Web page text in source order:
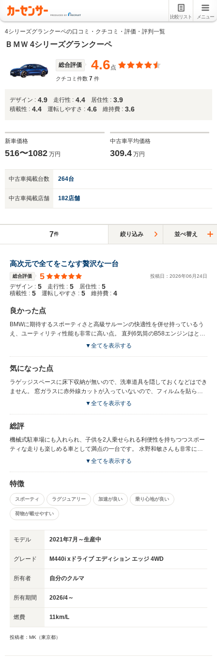
比較リスト メニュー
4シリーズグランクーペの口コミ・クチコミ・評価・評判一覧
ＢＭＷ 4シリーズグランクーペ
総合評価 4.6点
クチコミ件数 7 件
デザイン : 4.9 走行性 : 4.4 居住性 : 3.9
積載性 : 4.4 運転しやすさ : 4.6 維持費 : 3.6
新車価格
516〜1082 万円
中古車平均価格
309.4万円
中古車掲載台数 264台
中古車掲載店舗 182店舗
7件 絞り込み 並べ替え
高次元で全てをこなす贅沢な一台
総合評価 5 投稿日： 2026年06 月24日
デザイン : 5 走行性 : 5 居住性 : 5
積載性 : 5 運転しやすさ : 5 維持費 : 4
良かった点
BMWに期待するスポーティさと高級サルーンの快適性を併せ持っているう
え、ユーティリティ性能も非常に高い点。 直列6気筒のB58エンジンはとて
もスムーズに回り、絶大なパワーと官能性を兼ね備えています。コンフォー
クラスにも負けない高速安定性を誇ります。しかし一旦スポーツモードに切
り替えるとギュッと足回りが固くなり、エンジンとエキゾーストの音も相ま
って乗り手を走る気にさせてくれます。 グランクーペらしくラゲッジスペ
▼全てを表示する
気になった点
ラゲッジスペースに床下収納が無いので、洗車道具を隠しておくなどはでき
ません。 窓ガラスに赤外線カットが入っていないので、フィルムを貼らな
▼全てを表示する
総評
機械式駐車場にも入れられ、子供を2人乗せられる利便性を持ちつつスポー
ティな走りも楽しめる車として満点の一台です。 水野和敏さんも非常に高
い評価をつけており、購入の背中を押してくれました。 3シリーズの軽量ス
いうよりは、首都高や芦ノ湖スカイラインをハイスピードで流すのが楽し
く、ついついドライブにでかけてしまいます。 デザインの好き嫌いはある
と思いますが、私はこれまでのBMWとは全く違った印象を与えるフロント
デザインが面白いと感じるのでとても気に入っています。
▼全てを表示する
特徴
スポーティ ラグジュアリー 加速が良い 乗り心地が良い
荷物が載せやすい
モデル 2021年7月～生産中
グレード M440i xドライブ エディション エッジ 4WD
所有者 自分のクルマ
所有期間 2026/4～
燃費 11km/L
投稿者：MK（東京都）